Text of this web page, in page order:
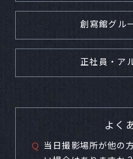
創寫館グル
正社員・ア
よく
Ｑ 当日撮影場所が他の